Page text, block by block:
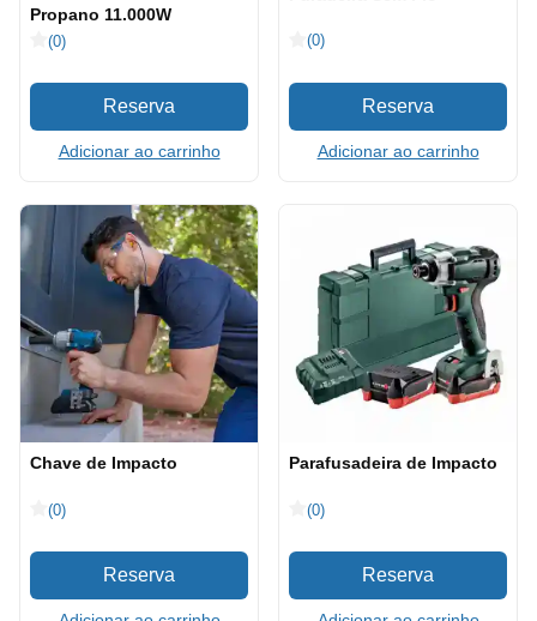
Propano 11.000W
(0)
Adicionar ao carrinho
(0)
Adicionar ao carrinho
Chave de Impacto
(0)
Parafusadeira de Impacto
(0)